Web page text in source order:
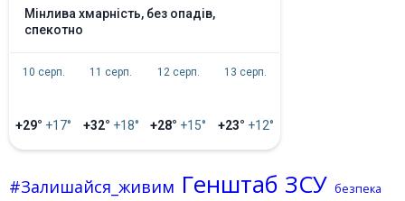
мінлива хмарність, без опадів,
спекотно
10 серп.
+29° +17°
11 серп.
+32° +18°
12 серп.
+28° +15°
13 серп.
+23° +12°
#Залишайся_живим Генштаб ЗСУ безпека